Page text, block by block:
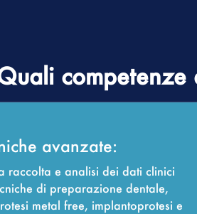
competenze
avanzate:
raccolta e analisi dei dati clinici
di preparazione dentale,
metal free, implantoprotesi e